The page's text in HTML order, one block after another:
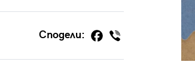
Сподели: